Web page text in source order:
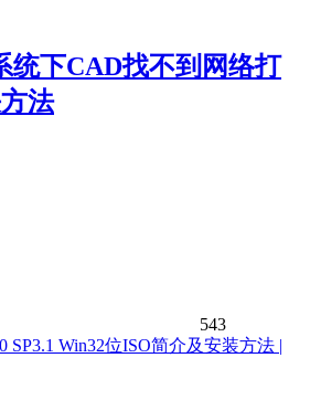
统下CAD找不到网络打
法
543